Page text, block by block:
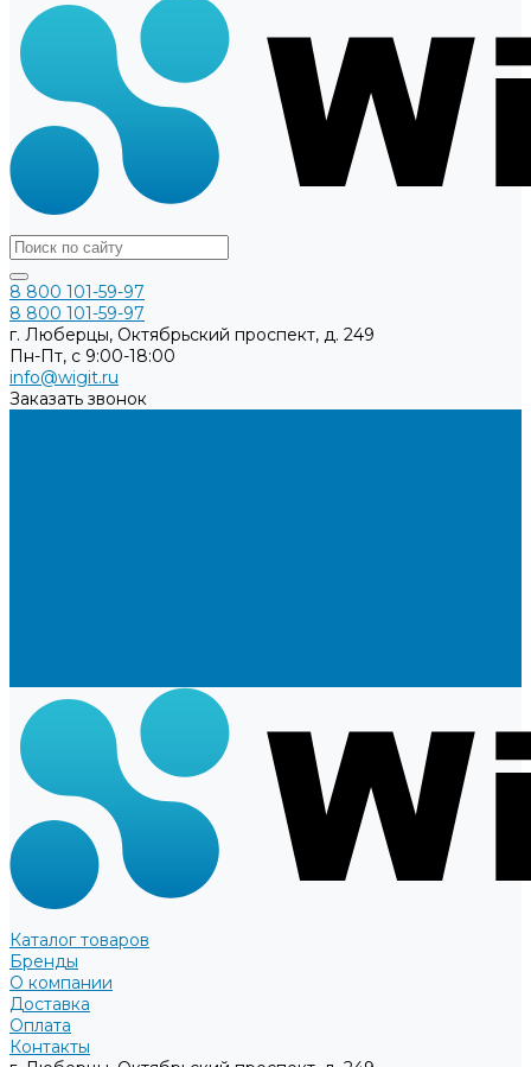
8 800 101-59-97
8 800 101-59-97
г. Люберцы, Октябрьский проспект, д. 249
Пн-Пт, с 9:00-18:00
info@wigit.ru
Заказать звонок
Каталог товаров
Бренды
О компании
Доставка
Оплата
Контакты